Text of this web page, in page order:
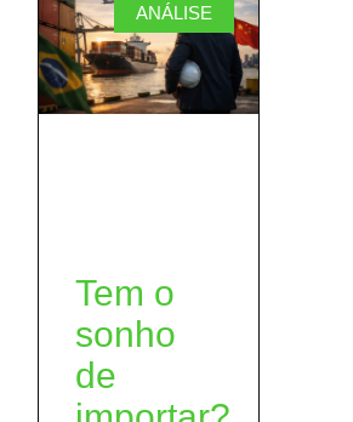
ANÁLISE
Tem o
sonho
de